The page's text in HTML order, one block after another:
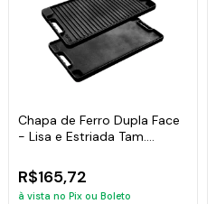
Chapa de Ferro Dupla Face
- Lisa e Estriada Tam.
R$165,72
à vista no Pix ou Boleto